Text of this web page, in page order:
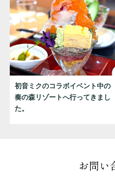
初音ミクのコラボイベント中の
奏の森リゾートへ行ってきまし
た。
お問い